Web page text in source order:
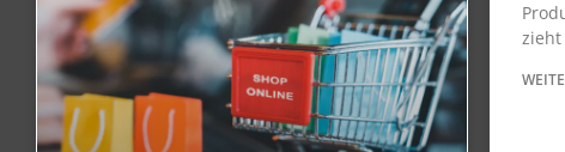
zieht